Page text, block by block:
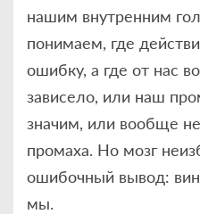
нашим внутренним
понимаем, где
ошибку, а где от нас
зависело, или наш
значим, или вообще
промаха. Но мозг
ошибочный вывод:
мы.